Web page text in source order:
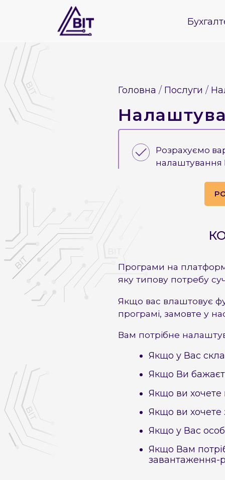
Головна Послуги
Розрахуємо
налаштування
Програми на
яку типову потребу
Якщо вас влаштовує
програмі, замовте у
Вам потрібне
Якщо у Вас
Якщо Ви
Якщо ви хочете
Якщо ви хочете
Якщо у Вас
Якщо Вам
завантаження-